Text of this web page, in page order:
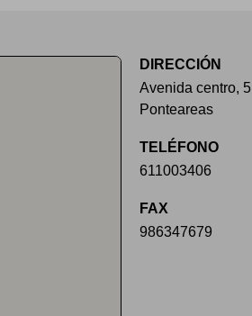
DIRECCIÓN
Avenida centro, 5
Ponteareas
TELÉFONO
611003406
FAX
986347679